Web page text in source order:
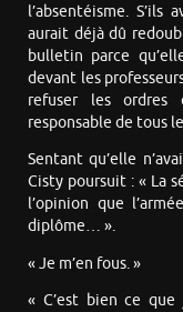
l’absentéisme.
aurait déjà dû
bulletin parce
devant les
refuser les ordres
responsable de tous
Sentant qu’elle
Cisty poursuit : « La
l’opinion que
diplôme… ».
« Je m’en fous. »
« C’est bien ce que